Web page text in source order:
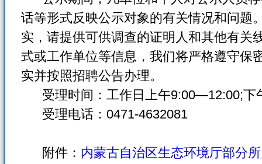
话等形式反映公示对象的有关情况和问题
实，请提供可供调查的证明人和其他有关
式或工作单位等信息，我们将严格遵守保
实并按照招聘公告办理。
受理时间：工作日上午9:00—12:00;下
受理电话：0471-4632081
附件： 内蒙古自治区生态环境厅部分